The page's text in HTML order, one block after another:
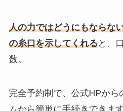
人の力ではどうにもならな
の糸口を示してくれると、
数。
完全予約制で、公式HPから
ムから簡単に手続きできます